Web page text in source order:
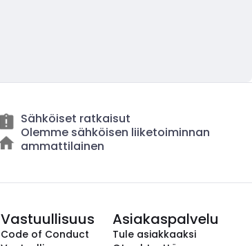
Sähköiset ratkaisut
Olemme sähköisen liiketoiminnan
ammattilainen
Vastuullisuus
Code of Conduct
Asiakaspalvelu
Tule asiakkaaksi